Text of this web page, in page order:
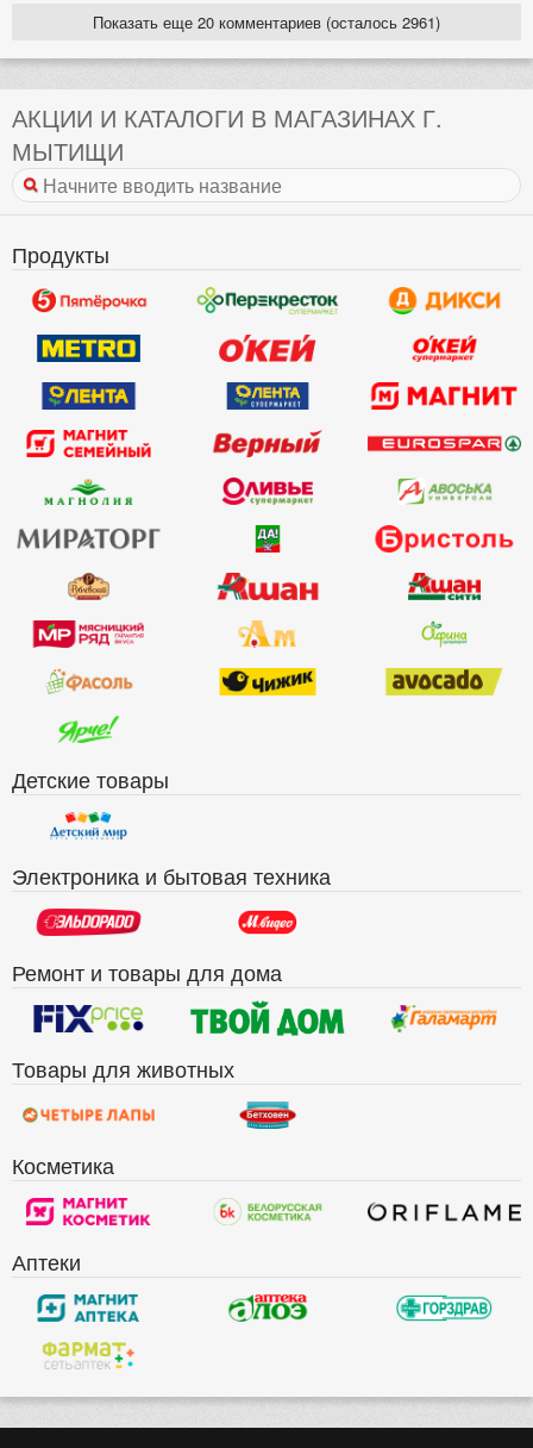
Показать еще 20 комментариев (осталось 2961)
АКЦИИ И КАТАЛОГИ В МАГАЗИНАХ Г.
МЫТИЩИ
Продукты
Детские товары
Электроника и бытовая техника
Ремонт и товары для дома
Товары для животных
Косметика
Аптеки